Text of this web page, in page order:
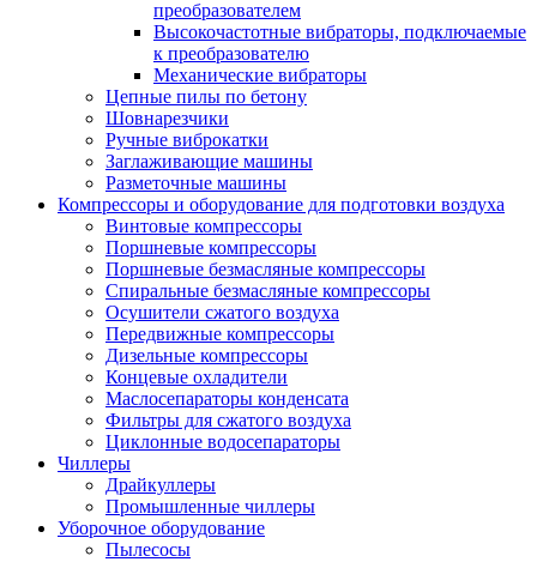
преобразователем
Высокочастотные вибраторы, подключаемые
к преобразователю
Механические вибраторы
Цепные пилы по бетону
Шовнарезчики
Ручные виброкатки
Заглаживающие машины
Разметочные машины
Компрессоры и оборудование для подготовки воздуха
Винтовые компрессоры
Поршневые компрессоры
Поршневые безмасляные компрессоры
Спиральные безмасляные компрессоры
Осушители сжатого воздуха
Передвижные компрессоры
Дизельные компрессоры
Концевые охладители
Маслосепараторы конденсата
Фильтры для сжатого воздуха
Циклонные водосепараторы
Чиллеры
Драйкуллеры
Промышленные чиллеры
Уборочное оборудование
Пылесосы